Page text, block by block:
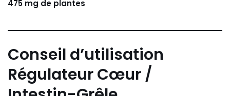
475 mg de plantes
Conseil d’utilisation
Régulateur Cœur /